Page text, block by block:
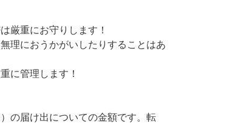
厳重にお守りします！
理におうかがいしたりすることはあ
に管理します！
の届け出についての金額です。転